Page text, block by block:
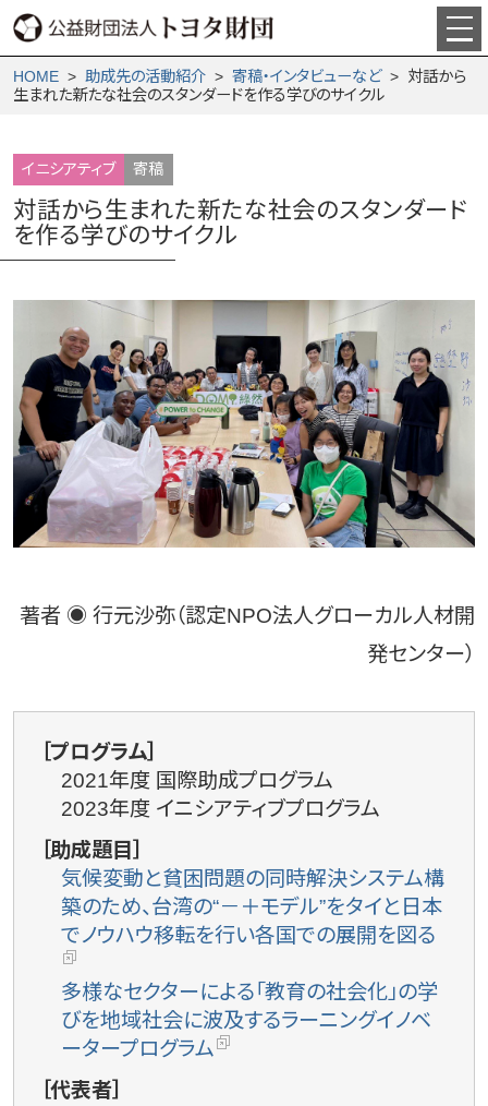
HOME> 助成先の活動紹介> 寄稿・インタビューなど> 対話から
生まれた新たな社会のスタンダードを作る学びのサイクル
イニシアティブ 寄稿
対話から生まれた新たな社会のスタンダード
を作る学びのサイクル
著者 ◉ 行元沙弥（認定NPO法人グローカル人材開
発センター）
［プログラム］
2021年度 国際助成プログラム
2023年度 イニシアティブプログラム
［助成題目］
気候変動と貧困問題の同時解決システム構
築のため、台湾の“－＋モデル”をタイと日本
でノウハウ移転を行い各国での展開を図る
多様なセクターによる「教育の社会化」の学
びを地域社会に波及するラーニングイノベ
ータープログラム
［代表者］